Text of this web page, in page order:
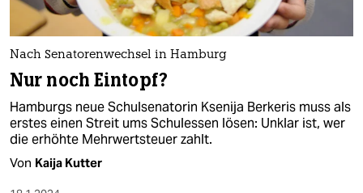
Nach Senatorenwechsel in Hamburg
Nur noch Eintopf?
Hamburgs neue Schulsenatorin Ksenija Berkeris muss als
erstes einen Streit ums Schulessen lösen: Unklar ist, wer
die erhöhte Mehrwertsteuer zahlt.
Von Kaija Kutter